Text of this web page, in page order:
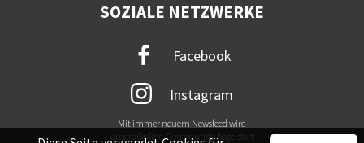
SOZIALE NETZWERKE
Facebook
Instagram
Mit immer neuem Newsfeed wird
unsere Online-Community begeistert